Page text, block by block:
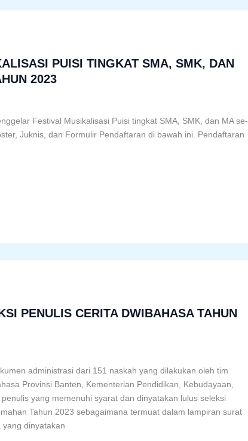
PUISI TINGKAT SMA, SMK, DAN
2023
Festival Musikalisasi Puisi tingkat SMA, SMK, dan MA se-
Juknis, dan Formulir Pendaftaran di bawah ini. Pendaftaran
PENULIS CERITA DWIBAHASA TAHUN
administrasi dari 151 naskah yang dilakukan oleh tim
Provinsi Banten, Kementerian Pendidikan, Kebudayaan,
yang memenuhi syarat dan dinyatakan lulus seleksi
Tahun 2023 sebagaimana termuat dalam lampiran surat
dinyatakan